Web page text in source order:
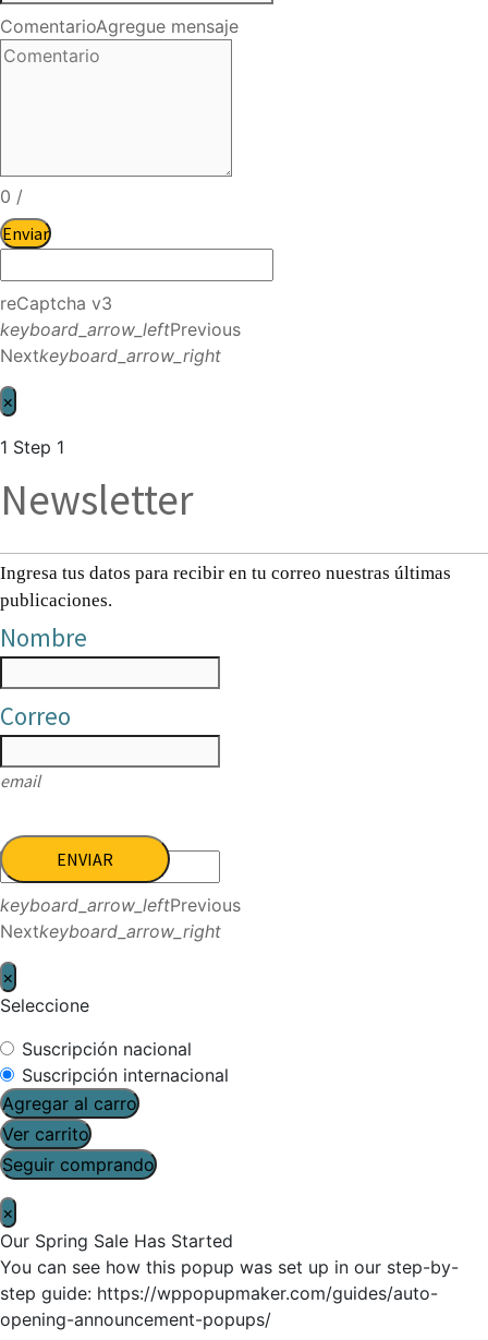
ComentarioAgregue mensaje
0 /
Enviar
reCaptcha v3
keyboard_arrow_leftPrevious
Nextkeyboard_arrow_right
×
1 Step 1
Newsletter
Ingresa tus datos para recibir en tu correo nuestras últimas
publicaciones.
Nombre
Correo
email
ENVIAR
keyboard_arrow_leftPrevious
Nextkeyboard_arrow_right
×
Seleccione
Suscripción nacional
Suscripción internacional
Agregar al carro
Ver carrito
Seguir comprando
×
Our Spring Sale Has Started
You can see how this popup was set up in our step-by-
step guide: https://wppopupmaker.com/guides/auto-
opening-announcement-popups/